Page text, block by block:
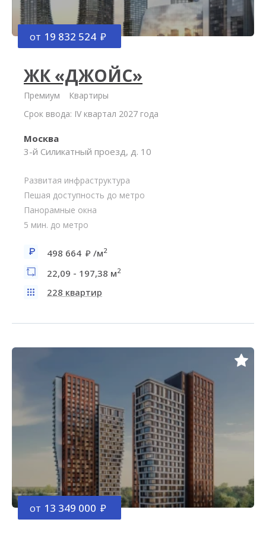
от 19 832 524
ЖК «ДЖОЙС»
Премиум
Квартиры
Срок ввода: IV квартал 2027 года
Москва
3-й Силикатный проезд, д. 10
Развитая инфраструктура
Пешая доступность до метро
Панорамные окна
5 мин. до метро
498 664 /м2
22,09 - 197,38 м2
228 квартир
от 13 349 000